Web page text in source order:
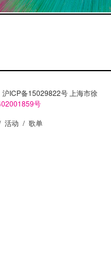
ICP备15029822号 上海市徐
号
活动 / 歌单